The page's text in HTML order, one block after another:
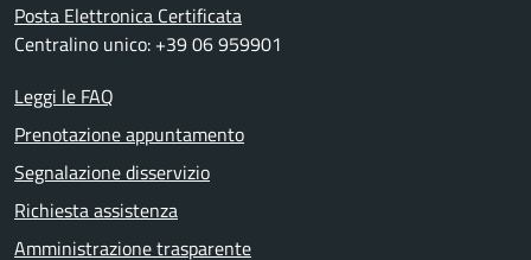
Posta Elettronica Certificata
Centralino unico: +39 06 959901
Leggi le FAQ
Prenotazione appuntamento
Segnalazione disservizio
Richiesta assistenza
Amministrazione trasparente